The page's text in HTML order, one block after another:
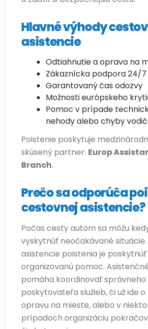
Hlavné výhody
asistencie
Odtiahnutie a oprava na
Zákaznícka podpora 24/7
Garantovaný čas odozvy
Možnosti európskeho
Pomoc v prípade
nehody alebo chyby
Poistenie poskytuje
skúsený partner: Europ
Branch.
Prečo sa odporúča
cestovnej asistencie?
Počas cesty autom sa môžu
vyskytnúť neočakávané
asistencie poistenia je poskytnúť
organizovanú pomoc.
pomáha koordinovať správneho
poskytovateľa služieb, či už ide
opravu na mieste, alebo v
prípadoch organizáciu